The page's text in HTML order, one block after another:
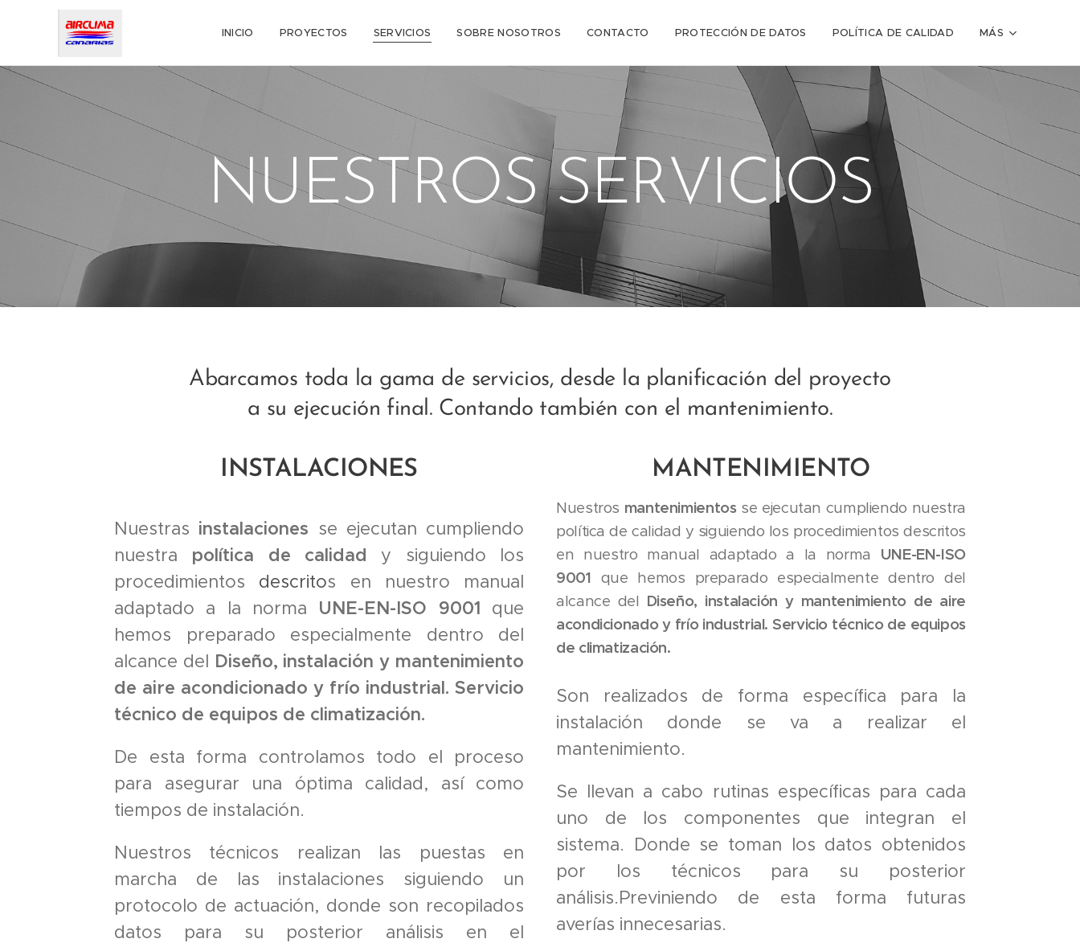
INICIO PROYECTOS SERVICIOS SOBRE NOSOTROS CONTACTO PROTECCIÓN DE DATOS POLÍTICA DE CALIDAD MÁS
NUESTROS SERVICIOS
Abarcamos toda la gama de servicios, desde la planificación del proyecto
a su ejecución final. Contando también con el mantenimiento.
INSTALACIONES
Nuestras instalaciones se ejecutan cumpliendo
nuestra política de calidad y siguiendo los
procedimientos descritos en nuestro manual
adaptado a la norma UNE-EN-ISO 9001 que
hemos preparado especialmente dentro del
alcance del Diseño, instalación y mantenimiento
de aire acondicionado y frío industrial. Servicio
técnico de equipos de climatización.
De esta forma controlamos todo el proceso
para asegurar una óptima calidad, así como
tiempos de instalación.
Nuestros técnicos realizan las puestas en
marcha de las instalaciones siguiendo un
protocolo de actuación, donde son recopilados
datos para su posterior análisis en el
MANTENIMIENTO
Nuestros mantenimientos se ejecutan cumpliendo nuestra
política de calidad y siguiendo los procedimientos descritos
en nuestro manual adaptado a la norma UNE-EN-ISO
9001 que hemos preparado especialmente dentro del
alcance del Diseño, instalación y mantenimiento de aire
acondicionado y frío industrial. Servicio técnico de equipos
de climatización.
Son realizados de forma específica para la
instalación donde se va a realizar el
mantenimiento.
Se llevan a cabo rutinas específicas para cada
uno de los componentes que integran el
sistema. Donde se toman los datos obtenidos
por los técnicos para su posterior
análisis.Previniendo de esta forma futuras
averías innecesarias.